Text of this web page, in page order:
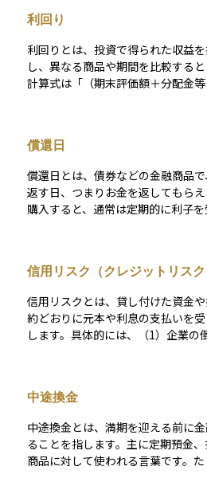
ることが多いです。 また、市場で自由に売買が可能であるた
め、流動性も確保されています。
を見せており、多様な投資戦略に
利回り
利回りとは、投資で得られた収益
し、異なる商品や期間を比較する
計算式は「（期末評価額＋分配金
けの利回り」を示す瞬間値で、直近
把握するのに適しています。トー
ら売却・償還までの累積リターン
測る指標です。保有期間が異なる
トータルリターンを年平均成長率（
化した最終利回り（YTM）、株式
で割ったネット利回りと、対象資
す。 また、名目利回りだけでは購買力の変化や税・手数料の影
響を見落としやすいため、インフ
レ・コストを総合的に考慮すると、
ンのバランスを見極められます。
償還日
償還日とは、債券などの金融商品
返す日、つまりお金を返してもら
購入すると、通常は定期的に利子
す。また、償還日が遠いか近いかに
格の変動性にも違いが出てくるた
きポイントです。
信用リスク（クレジットリスク
信用リスクとは、貸し付けた資金
約どおりに元本や利息の支払いを
します。具体的には、（1）企業の
益の減少につながるため、信用リス
として非常に重要です。 この信用リスクを定量的に評価する手
段のひとつが、格付会社による信用
AA（最上位）からD（デフォルト
家にとってのリスク水準をわかりや
中途換金
中途換金とは、満期を迎える前に
ることを指します。主に定期預金
商品に対して使われる言葉です。